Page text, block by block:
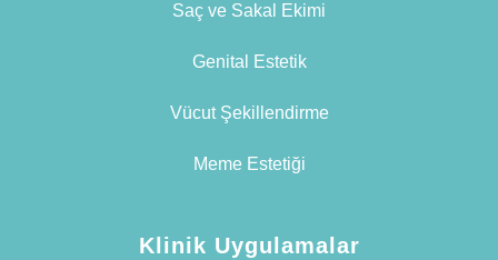
Saç ve Sakal Ekimi
Genital Estetik
Vücut Şekillendirme
Meme Estetiği
Klinik Uygulamalar